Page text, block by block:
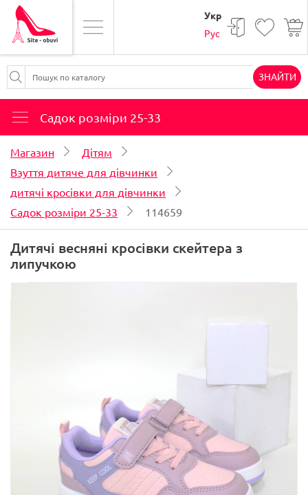
Укр
Рус
ЗНАЙТИ
Садок розміри 25-33
Магазин
Дітям
Взуття дитяче для дівчинки
дитячі кросівки для дівчинки
Садок розміри 25-33
114659
Дитячі весняні кросівки скейтера з
липучкою